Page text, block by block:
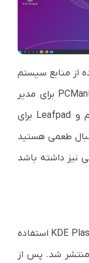
از منابع سیستم
برای مدیر
و Leafpad برای
طعمی‌ هستید
نیز داشته باشد
KDE استفاده
می‌کند. کوبونتو اولین بار در سال 2005 منتشر شد. پس از